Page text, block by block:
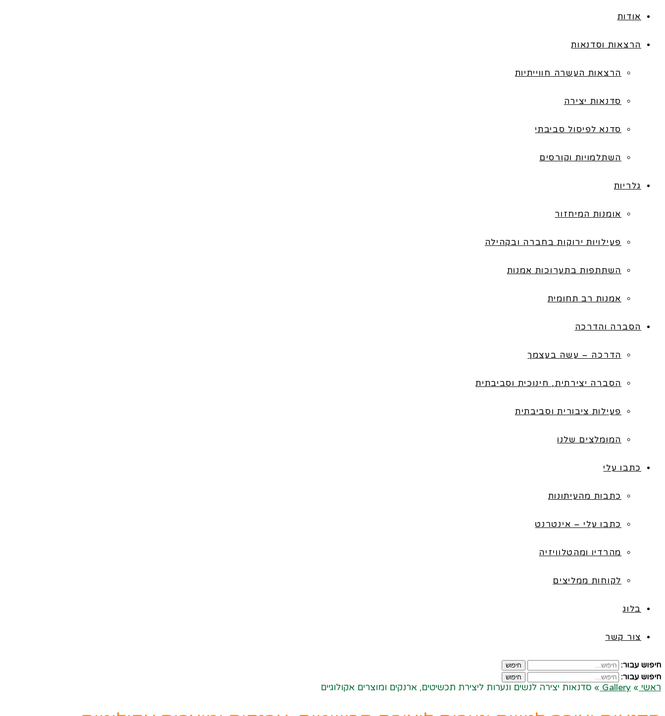
אודות
הרצאות וסדנאות
הרצאות העשרה חווייתיות
סדנאות יצירה
סדנא לפיסול סביבתי
השתלמויות וקורסים
גלריות
אומנות המיחזור
פעילויות ירוקות בחברה ובקהילה
השתתפות בתערוכות אמנות
אמנות רב תחומית
הסברה והדרכה
הדרכה – עשה בעצמך
הסברה יצירתית, חינוכית וסביבתית
פעילות ציבורית וסביבתית
המומלצים שלנו
כתבו עלי
כתבות מהעיתונות
כתבו עלי – אינטרנט
מהרדיו ומהטלוויזיה
לקוחות ממליצים
בלוג
צור קשר
חיפוש עבור: חיפוש
חיפוש עבור: חיפוש
ראשי »
Gallery
» סדנאות יצירה לנשים ונערות ליצירת תכשיטים, ארנקים ומוצרים אקולוגיים